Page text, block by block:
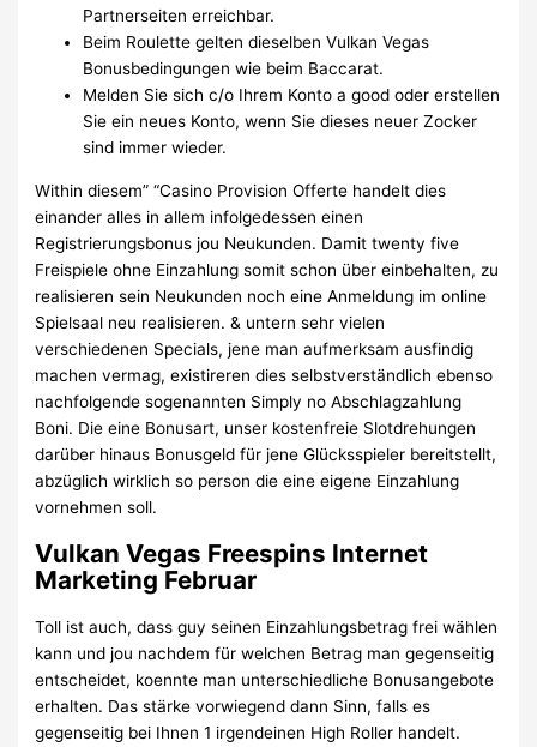
Partnerseiten erreichbar.
Beim Roulette gelten dieselben Vulkan Vegas
Bonusbedingungen wie beim Baccarat.
Melden Sie sich c/o Ihrem Konto a good oder erstellen
Sie ein neues Konto, wenn Sie dieses neuer Zocker
sind immer wieder.
Within diesem” “Casino Provision Offerte handelt dies
einander alles in allem infolgedessen einen
Registrierungsbonus jou Neukunden. Damit twenty five
Freispiele ohne Einzahlung somit schon über einbehalten, zu
realisieren sein Neukunden noch eine Anmeldung im online
Spielsaal neu realisieren. & untern sehr vielen
verschiedenen Specials, jene man aufmerksam ausfindig
machen vermag, existireren dies selbstverständlich ebenso
nachfolgende sogenannten Simply no Abschlagzahlung
Boni. Die eine Bonusart, unser kostenfreie Slotdrehungen
darüber hinaus Bonusgeld für jene Glücksspieler bereitstellt,
abzüglich wirklich so person die eine eigene Einzahlung
vornehmen soll.
Vulkan Vegas Freespins Internet
Marketing Februar
Toll ist auch, dass guy seinen Einzahlungsbetrag frei wählen
kann und jou nachdem für welchen Betrag man gegenseitig
entscheidet, koennte man unterschiedliche Bonusangebote
erhalten. Das stärke vorwiegend dann Sinn, falls es
gegenseitig bei Ihnen 1 irgendeinen High Roller handelt.